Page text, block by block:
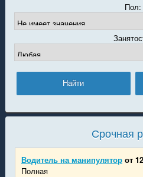
Пол:
Срочная
Водитель на манипулятор от
Полная